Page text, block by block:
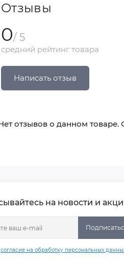
Отзывы
0/ 5
средний рейтинг товара
Написать отзыв
отзывов о данном товаре.
на новости и
согласие на обработку персональных